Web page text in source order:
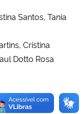
Santos, Tania
Cristina
Dotto Rosa